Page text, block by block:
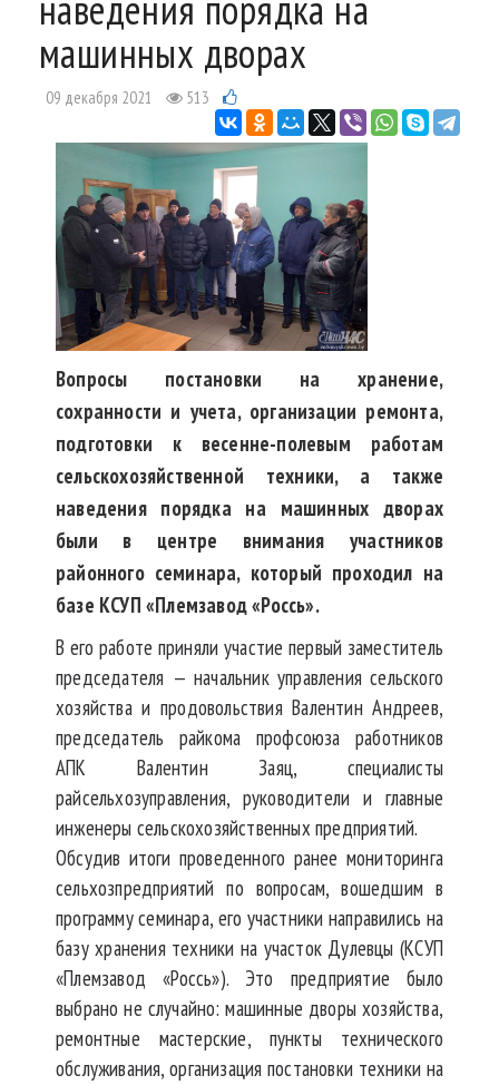
машинных дворах
09 декабря 2021 513
Вопросы постановки на хранение,
сохранности и учета, организации ремонта,
подготовки к весенне-полевым работам
сельскохозяйственной техники, а также
наведения порядка на машинных дворах
были в центре внимания участников
районного семинара, который проходил на
базе КСУП «Племзавод «Россь».
В его работе приняли участие первый заместитель
председателя — начальник управления сельского
хозяйства и продовольствия Валентин Андреев,
председатель райкома профсоюза работников
АПК Валентин Заяц, специалисты
райсельхозуправления, руководители и главные
инженеры сельскохозяйственных предприятий.
Обсудив итоги проведенного ранее мониторинга
сельхозпредприятий по вопросам, вошедшим в
программу семинара, его участники направились на
базу хранения техники на участок Дулевцы (КСУП
«Племзавод «Россь»). Это предприятие было
выбрано не случайно: машинные дворы хозяйства,
ремонтные мастерские, пункты технического
обслуживания, организация постановки техники на